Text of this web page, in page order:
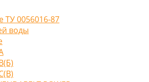
ТУ 0056016-87
воды